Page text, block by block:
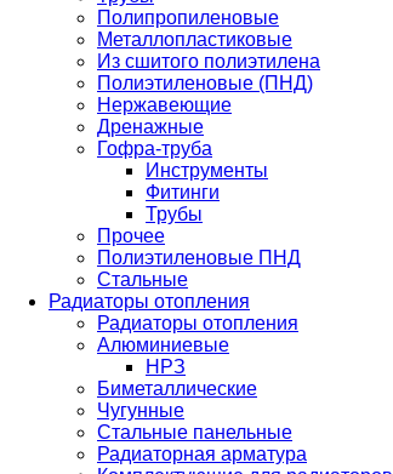
Полипропиленовые
Металлопластиковые
Из сшитого полиэтилена
Полиэтиленовые (ПНД)
Нержавеющие
Дренажные
Гофра-труба
Инструменты
Фитинги
Трубы
Прочее
Полиэтиленовые ПНД
Стальные
Радиаторы отопления
Радиаторы отопления
Алюминиевые
НРЗ
Биметаллические
Чугунные
Стальные панельные
Радиаторная арматура